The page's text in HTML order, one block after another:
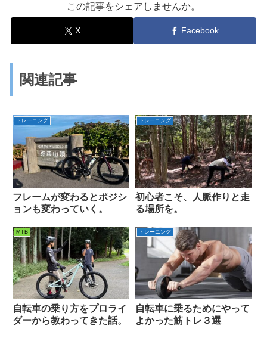
この記事をシェアしませんか。
X Facebook
関連記事
トレーニング
フレームが変わるとポジシ
ョンも変わっていく。
トレーニング
初心者こそ、人脈作りと走
る場所を。
MTB
自転車の乗り方をプロライ
ダーから教わってきた話。
トレーニング
自転車に乗るためにやって
よかった筋トレ３選